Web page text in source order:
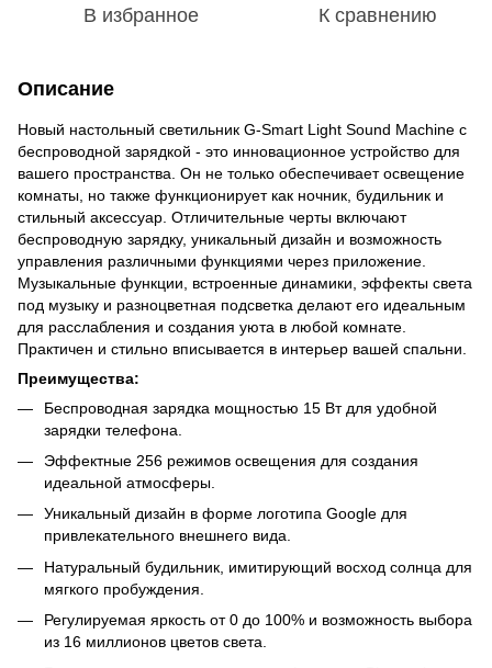
В избранное К сравнению
Описание
Новый настольный светильник G-Smart Light Sound Machine с
беспроводной зарядкой - это инновационное устройство для
вашего пространства. Он не только обеспечивает освещение
комнаты, но также функционирует как ночник, будильник и
стильный аксессуар. Отличительные черты включают
беспроводную зарядку, уникальный дизайн и возможность
управления различными функциями через приложение.
Музыкальные функции, встроенные динамики, эффекты света
под музыку и разноцветная подсветка делают его идеальным
для расслабления и создания уюта в любой комнате.
Практичен и стильно вписывается в интерьер вашей спальни.
Преимущества:
Беспроводная зарядка мощностью 15 Вт для удобной
зарядки телефона.
Эффектные 256 режимов освещения для создания
идеальной атмосферы.
Уникальный дизайн в форме логотипа Google для
привлекательного внешнего вида.
Натуральный будильник, имитирующий восход солнца для
мягкого пробуждения.
Регулируемая яркость от 0 до 100% и возможность выбора
из 16 миллионов цветов света.